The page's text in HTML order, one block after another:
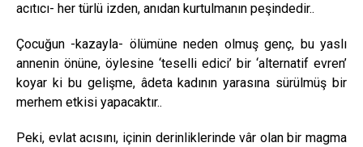
acıtıcı- her türlü izden, anıdan kurtulmanın peşindedir..
Çocuğun -kazayla- ölümüne neden olmuş genç, bu yaslı
annenin önüne, öylesine ‘teselli edici’ bir ‘alternatif evren’
koyar ki bu gelişme, âdeta kadının yarasına sürülmüş bir
merhem etkisi yapacaktır..
Peki, evlat acısını, içinin derinliklerinde vâr olan bir magma